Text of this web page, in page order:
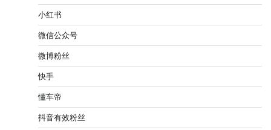
小红书
微信公众号
微博粉丝
快手
懂车帝
抖音有效粉丝